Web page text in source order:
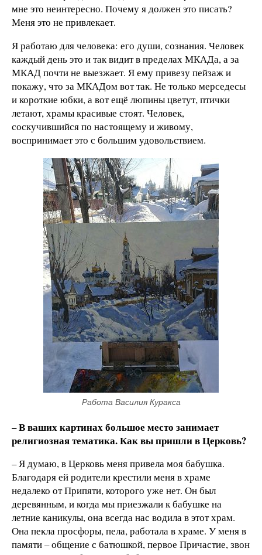
мне это неинтересно. Почему я должен это писать?
Меня это не привлекает.
Я работаю для человека: его души, сознания. Человек
каждый день это и так видит в пределах МКАДа, а за
МКАД почти не выезжает. Я ему привезу пейзаж и
покажу, что за МКАДом вот так. Не только мерседесы
и короткие юбки, а вот ещё люпины цветут, птички
летают, храмы красивые стоят. Человек,
соскучившийся по настоящему и живому,
воспринимает это с большим удовольствием.
Работа Василия Куракса
– В ваших картинах большое место занимает
религиозная тематика. Как вы пришли в Церковь?
– Я думаю, в Церковь меня привела моя бабушка.
Благодаря ей родители крестили меня в храме
недалеко от Припяти, которого уже нет. Он был
деревянным, и когда мы приезжали к бабушке на
летние каникулы, она всегда нас водила в этот храм.
Она пекла просфоры, пела, работала в храме. У меня в
памяти – общение с батюшкой, первое Причастие, звон